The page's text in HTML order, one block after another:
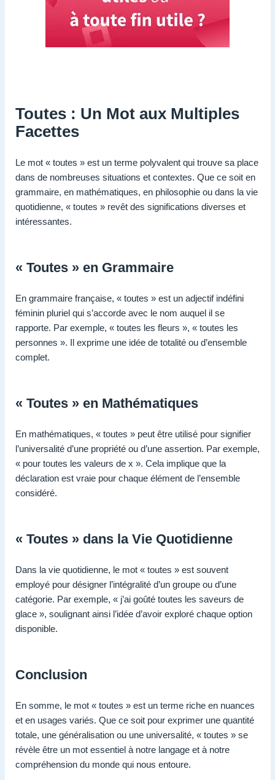
Toutes : Un Mot aux Multiples
Facettes
Le mot « toutes » est un terme polyvalent qui trouve sa place
dans de nombreuses situations et contextes. Que ce soit en
grammaire, en mathématiques, en philosophie ou dans la vie
quotidienne, « toutes » revêt des significations diverses et
intéressantes.
« Toutes » en Grammaire
En grammaire française, « toutes » est un adjectif indéfini
féminin pluriel qui s’accorde avec le nom auquel il se
rapporte. Par exemple, « toutes les fleurs », « toutes les
personnes ». Il exprime une idée de totalité ou d’ensemble
complet.
« Toutes » en Mathématiques
En mathématiques, « toutes » peut être utilisé pour signifier
l’universalité d’une propriété ou d’une assertion. Par exemple,
« pour toutes les valeurs de x ». Cela implique que la
déclaration est vraie pour chaque élément de l’ensemble
considéré.
« Toutes » dans la Vie Quotidienne
Dans la vie quotidienne, le mot « toutes » est souvent
employé pour désigner l’intégralité d’un groupe ou d’une
catégorie. Par exemple, « j’ai goûté toutes les saveurs de
glace », soulignant ainsi l’idée d’avoir exploré chaque option
disponible.
Conclusion
En somme, le mot « toutes » est un terme riche en nuances
et en usages variés. Que ce soit pour exprimer une quantité
totale, une généralisation ou une universalité, « toutes » se
révèle être un mot essentiel à notre langage et à notre
compréhension du monde qui nous entoure.